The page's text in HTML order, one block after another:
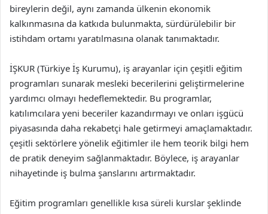
bireylerin değil, aynı zamanda ülkenin ekonomik
kalkınmasına da katkıda bulunmakta, sürdürülebilir bir
istihdam ortamı yaratılmasına olanak tanımaktadır.
İŞKUR (Türkiye İş Kurumu), iş arayanlar için çeşitli eğitim
programları sunarak mesleki becerilerini geliştirmelerine
yardımcı olmayı hedeflemektedir. Bu programlar,
katılımcılara yeni beceriler kazandırmayı ve onları işgücü
piyasasında daha rekabetçi hale getirmeyi amaçlamaktadır.
çeşitli sektörlere yönelik eğitimler ile hem teorik bilgi hem
de pratik deneyim sağlanmaktadır. Böylece, iş arayanlar
nihayetinde iş bulma şanslarını artırmaktadır.
Eğitim programları genellikle kısa süreli kurslar şeklinde